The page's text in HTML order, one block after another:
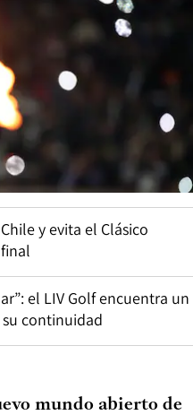
y evita el Clásico
el LIV Golf encuentra un
continuidad
mundo abierto de